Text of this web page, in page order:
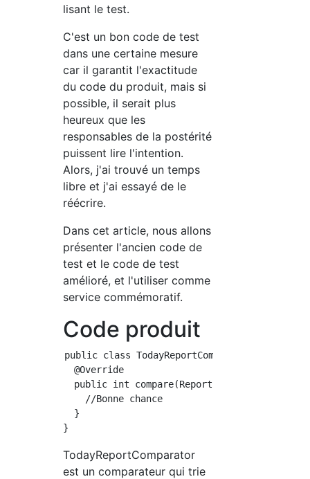
lisant le test.
C'est un bon code de test
dans une certaine mesure
car il garantit l'exactitude
du code du produit, mais si
possible, il serait plus
heureux que les
responsables de la postérité
puissent lire l'intention.
Alors, j'ai trouvé un temps
libre et j'ai essayé de le
réécrire.
Dans cet article, nous allons
présenter l'ancien code de
test et le code de test
amélioré, et l'utiliser comme
service commémoratif.
Code produit
public class TodayReportComparator
  @Override
public int compare(Report lhs, Report rhs)
    //Bonne chance
  }
TodayReportComparator
est un comparateur qui trie